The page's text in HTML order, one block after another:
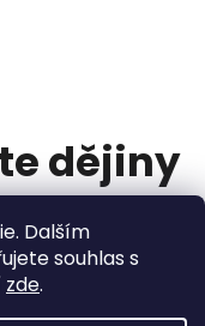
Dalším
souhlas s
zde.
dějiny